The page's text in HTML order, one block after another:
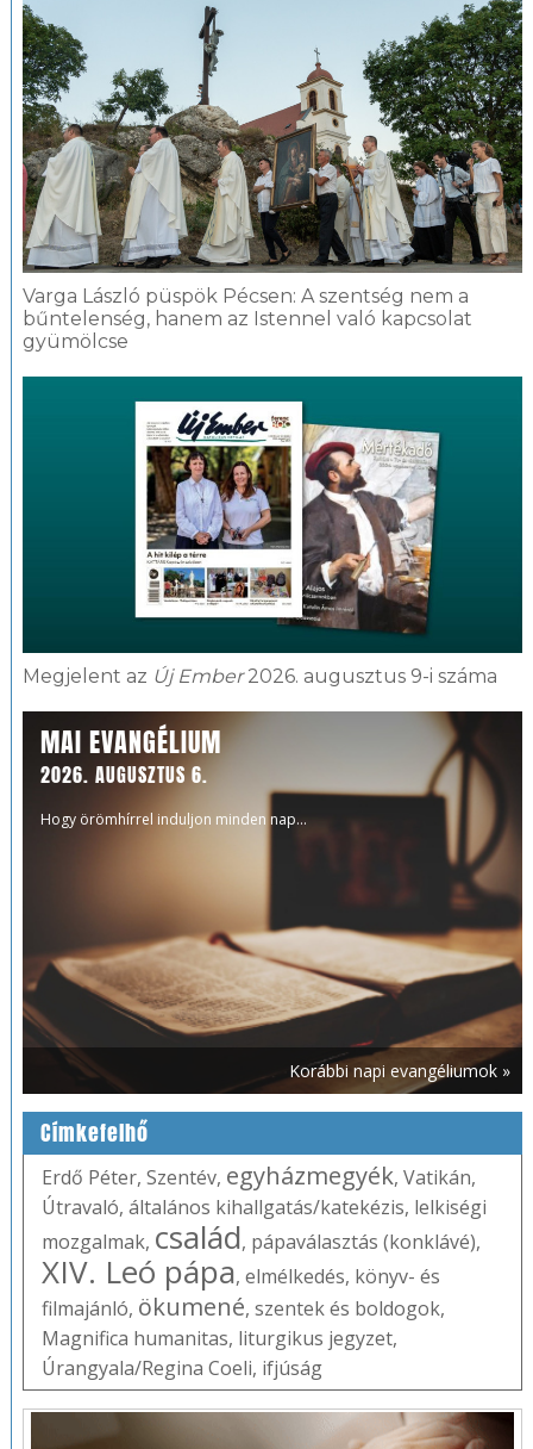
Varga László püspök Pécsen: A szentség nem a
bűntelenség, hanem az Istennel való kapcsolat
gyümölcse
Megjelent az Új Ember2026. augusztus 9-i száma
MAI EVANGÉLIUM
2026. AUGUSZTUS 6.
Hogy örömhírrel induljon minden nap...
Korábbi napi evangéliumok »
Címkefelhő
Erdő Péter, Szentév, egyházmegyék, Vatikán,
Útravaló, általános kihallgatás/katekézis, lelkiségi
mozgalmak, család, pápaválasztás (konklávé),
XIV. Leó pápa, elmélkedés, könyv- és
filmajánló, ökumené, szentek és boldogok,
Magnifica humanitas, liturgikus jegyzet,
Úrangyala/Regina Coeli, ifjúság